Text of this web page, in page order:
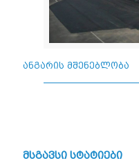
ანგარის მშენებლობა
მსგავსი სტატიები